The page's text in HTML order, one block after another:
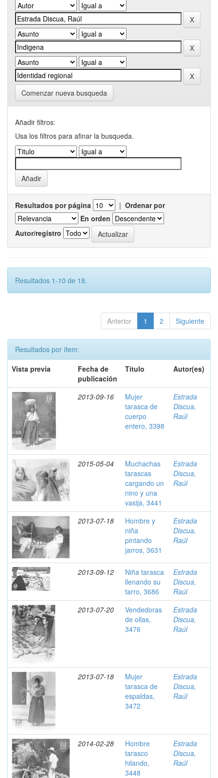
Comenzar nueva busqueda
Añadir filtros:
Usa los filtros para afinar la busqueda.
Resultados por página | Ordenar por
En orden
Autor/registro
Resultados 1-10 de 18.
Anterior 1 2 Siguiente
Resultados por ítem:
Vista previa
Fecha de
publicación
Título Autor(es)
2013-09-16
Mujer
tarasca de
cuerpo
entero, 3398
Estrada
Discua,
Raúl
2015-05-04
Muchachas
tarascas
cargando un
nino y una
vasija, 3441
Estrada
Discua,
Raúl
2013-07-18
Hombre y
niña
pintando
jarros, 3631
Estrada
Discua,
Raúl
2013-09-12
Niña tarasca
llenando su
tarro, 3686
Estrada
Discua,
Raúl
2013-07-20
Vendedoras
de ollas,
3476
Estrada
Discua,
Raúl
2013-07-18
Mujer
tarasca de
espaldas,
3472
Estrada
Discua,
Raúl
2014-02-28
Hombre
tarasco
hilando,
3448
Estrada
Discua,
Raúl